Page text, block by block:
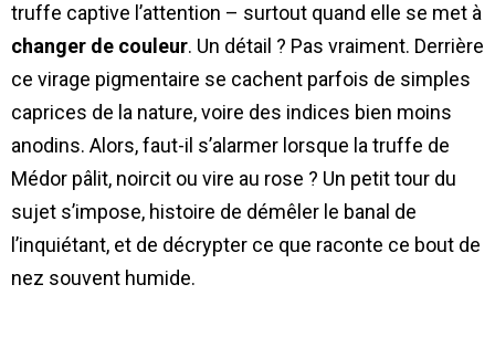
truffe captive l’attention – surtout quand elle se met à
changer de couleur. Un détail ? Pas vraiment. Derrière
ce virage pigmentaire se cachent parfois de simples
caprices de la nature, voire des indices bien moins
anodins. Alors, faut-il s’alarmer lorsque la truffe de
Médor pâlit, noircit ou vire au rose ? Un petit tour du
sujet s’impose, histoire de démêler le banal de
l’inquiétant, et de décrypter ce que raconte ce bout de
nez souvent humide.